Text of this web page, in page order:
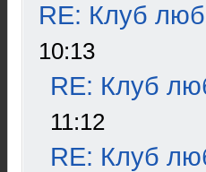
RE: Клуб
10:13
RE: Клуб
11:12
RE: Клуб